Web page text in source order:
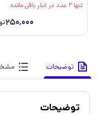
صابرین
تنها 2 عدد در انبار باقی مانده
250,000
توضیحات
توضیحات